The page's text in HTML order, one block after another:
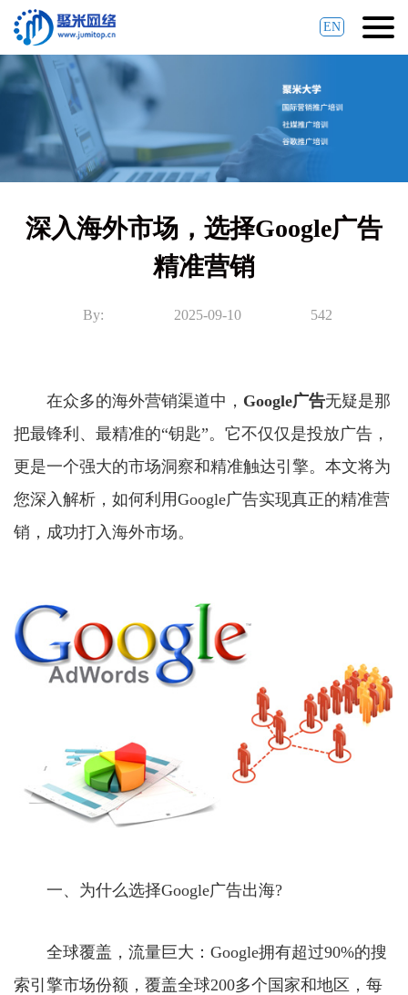
EN
深入海外市场，选择Google广告
精准营销
By: 2025-09-10 542
在众多的海外营销渠道中， Google广告无疑是那
把最锋利、最精准的“钥匙”。它不仅仅是投放广告，
更是一个强大的市场洞察和精准触达引擎。本文将为
您深入解析，如何利用Google广告实现真正的精准营
销，成功打入海外市场。
一、为什么选择Google广告出海?
全球覆盖，流量巨大：Google拥有超过90%的搜
索引擎市场份额，覆盖全球200多个国家和地区，每